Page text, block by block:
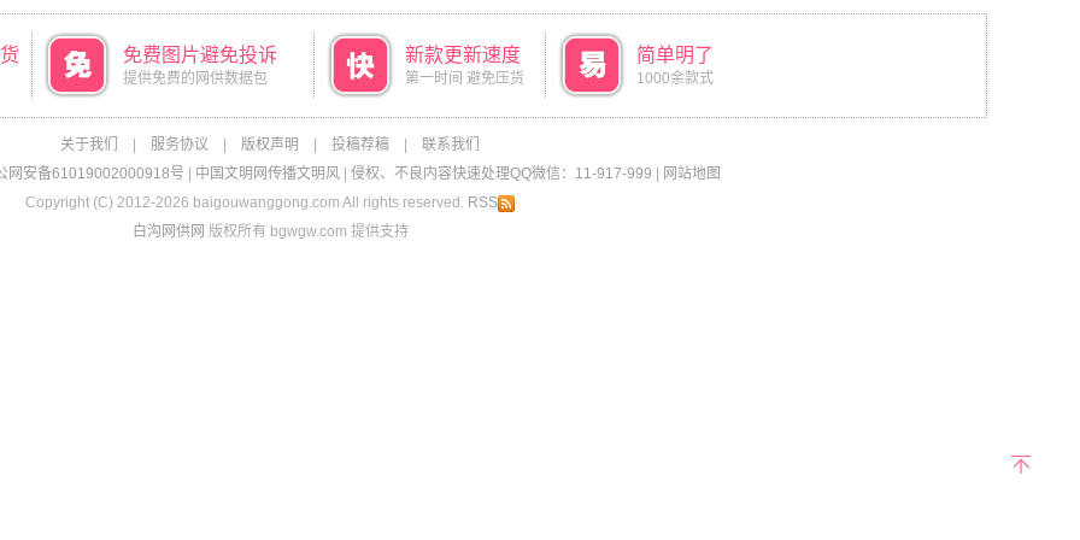
免费图片避免投诉
提供免费的网供数据包
新款更新速度
第一时间 避免压货
简单明了
1000余款式
关于我们 服务协议 版权声明 投稿荐稿
联系我们
网安备61019002000918号
中国文明网传播文明风| 侵权、不良内容快速处理QQ微信：11-917-999
网站地图
Copyright (C) 2012-2026 baigouwanggong.com All rights reserved. RSS
白沟网供网 版权所有 bgwgw.com 提供支持